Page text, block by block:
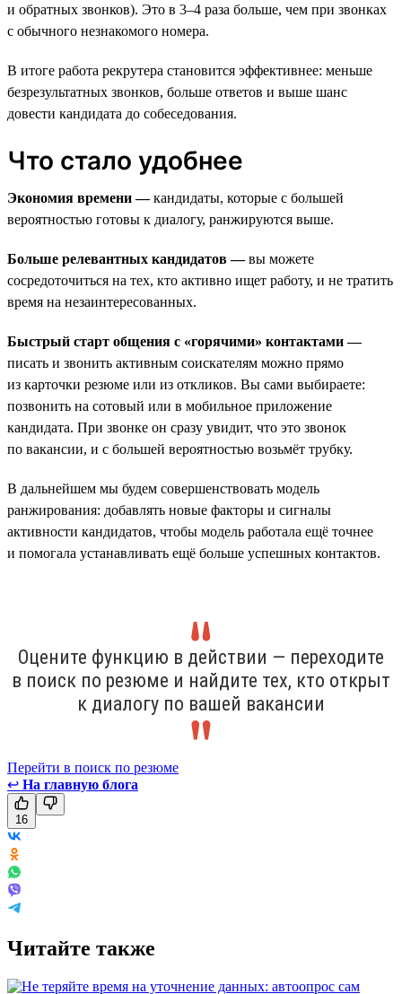
и обратных звонков). Это в 3–4 раза больше, чем при звонках
с обычного незнакомого номера.
В итоге работа рекрутера становится эффективнее: меньше
безрезультатных звонков, больше ответов и выше шанс
довести кандидата до собеседования.
Что стало удобнее
Экономия времени —кандидаты, которые с большей
вероятностью готовы к диалогу, ранжируются выше.
Больше релевантных кандидатов —вы можете
сосредоточиться на тех, кто активно ищет работу, и не тратить
время на незаинтересованных.
Быстрый старт общения с «горячими» контактами —
писать и звонить активным соискателям можно прямо
из карточки резюме или из откликов. Вы сами выбираете:
позвонить на сотовый или в мобильное приложение
кандидата. При звонке он сразу увидит, что это звонок
по вакансии, и с большей вероятностью возьмёт трубку.
В дальнейшем мы будем совершенствовать модель
ранжирования: добавлять новые факторы и сигналы
активности кандидатов, чтобы модель работала ещё точнее
и помогала устанавливать ещё больше успешных контактов.
Оцените функцию в действии — переходите
в поиск по резюме и найдите тех, кто открыт
к диалогу по вашей вакансии
Перейти в поиск по резюме
↩ На главную блога
16
Читайте также